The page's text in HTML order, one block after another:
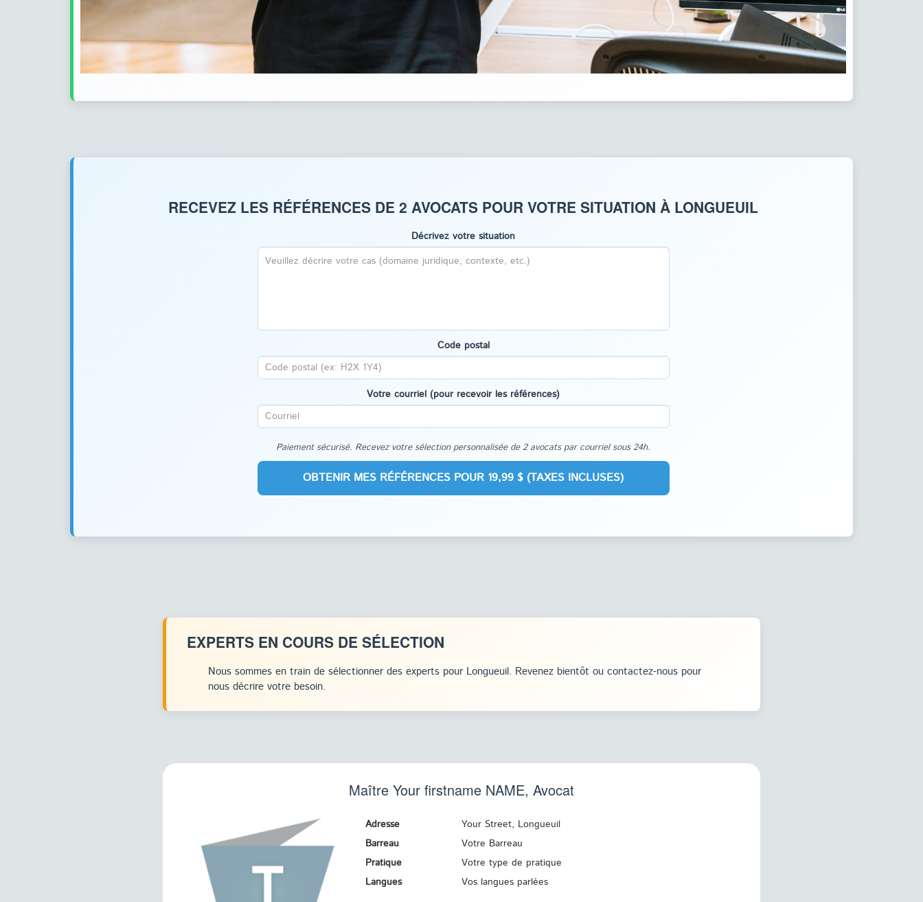
RECEVEZ LES RÉFÉRENCES DE 2 AVOCATS POUR VOTRE SITUATION À LONGUEUIL
Décrivez votre situation
Code postal
Votre courriel (pour recevoir les références)
Paiement sécurisé. Recevez votre sélection personnalisée de 2 avocats par courriel sous 24h.
EXPERTS EN COURS DE SÉLECTION
Nous sommes en train de sélectionner des experts pour Longueuil. Revenez bientôt ou contactez-nous pour
nous décrire votre besoin.
Maître Your firstname NAME, Avocat
Adresse
Your Street, Longueuil
Barreau
Votre Barreau
Pratique
Votre type de pratique
Langues
Vos langues parlées